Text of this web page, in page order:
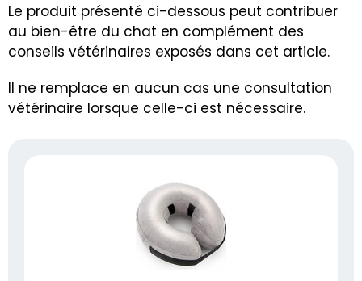
Le produit présenté ci-dessous peut contribuer
au bien-être du chat en complément des
conseils vétérinaires exposés dans cet article.
Il ne remplace en aucun cas une consultation
vétérinaire lorsque celle-ci est nécessaire.